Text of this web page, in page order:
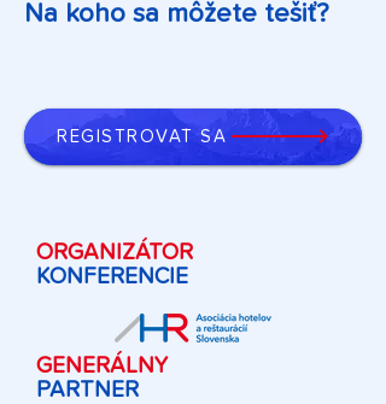
Na koho sa môžete tešiť?
REGISTROVAŤ SA
ORGANIZÁTOR
KONFERENCIE
GENERÁLNY
PARTNER